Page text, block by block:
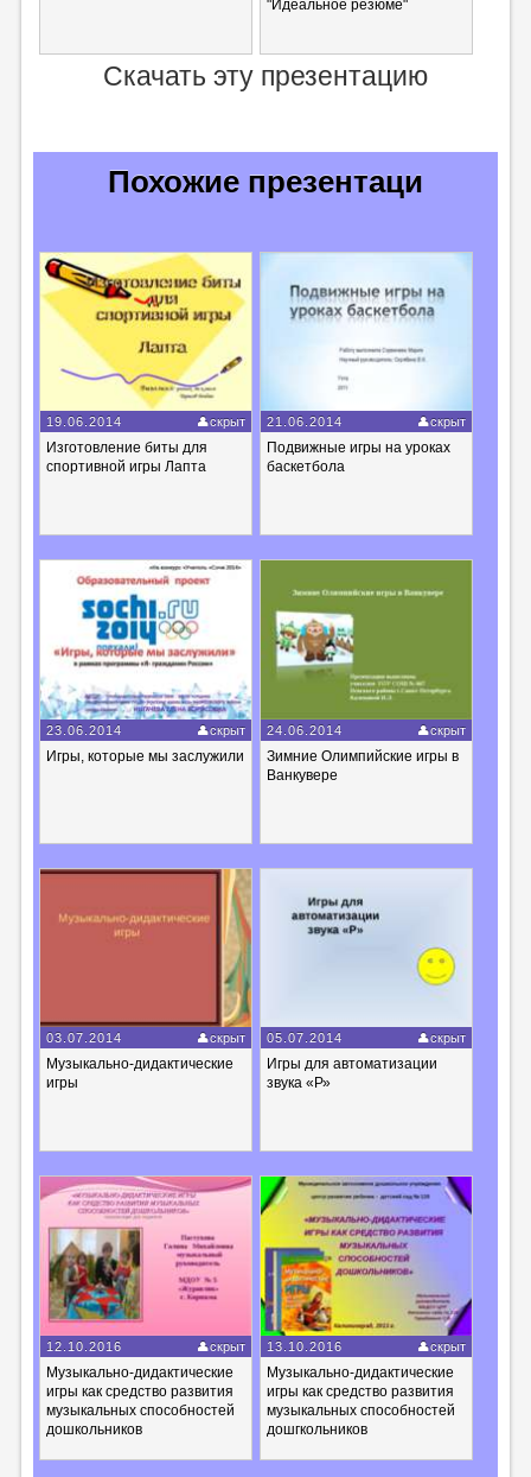
"Идеальное резюме"
Скачать эту презентацию
Похожие презентаци
19.06.2014 скрыт
Изготовление биты для
спортивной игры Лапта
21.06.2014 скрыт
Подвижные игры на уроках
баскетбола
23.06.2014 скрыт
Игры, которые мы заслужили
24.06.2014 скрыт
Зимние Олимпийские игры в
Ванкувере
03.07.2014 скрыт
Музыкально-дидактические
игры
05.07.2014 скрыт
Игры для автоматизации
звука «Р»
12.10.2016 скрыт
Музыкально-дидактические
игры как средство развития
музыкальных способностей
дошкольников
13.10.2016 скрыт
Музыкально-дидактические
игры как средство развития
музыкальных способностей
дошгкольников